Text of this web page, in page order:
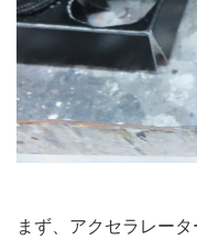
まず、アクセラレー